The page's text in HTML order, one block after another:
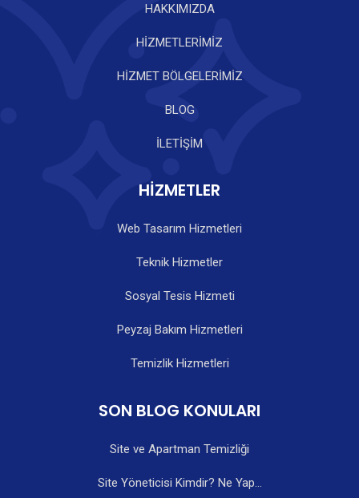
HAKKIMIZDA
HİZMETLERİMİZ
HİZMET BÖLGELERİMİZ
BLOG
İLETİŞİM
HİZMETLER
Web Tasarım Hizmetleri
Teknik Hizmetler
Sosyal Tesis Hizmeti
Peyzaj Bakım Hizmetleri
Temizlik Hizmetleri
SON BLOG KONULARI
Site ve Apartman Temizliği
Site Yöneticisi Kimdir? Ne Yap...